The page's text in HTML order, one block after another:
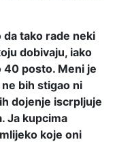
da tako rade neki
dobivaju, iako
40 posto. Meni je
bih stigao ni
dojenje iscrpljuje
Ja kupcima
koje oni